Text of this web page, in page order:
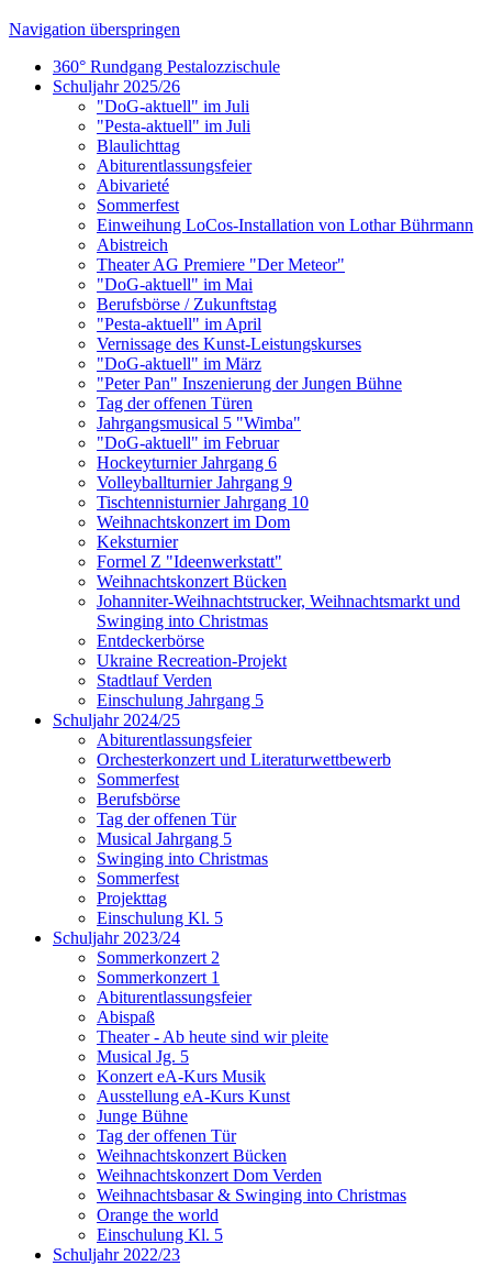
Navigation überspringen
360° Rundgang Pestalozzischule
Schuljahr 2025/26
"DoG-aktuell" im Juli
"Pesta-aktuell" im Juli
Blaulichttag
Abiturentlassungsfeier
Abivarieté
Sommerfest
Einweihung LoCos-Installation von Lothar Bührmann
Abistreich
Theater AG Premiere "Der Meteor"
"DoG-aktuell" im Mai
Berufsbörse / Zukunftstag
"Pesta-aktuell" im April
Vernissage des Kunst-Leistungskurses
"DoG-aktuell" im März
"Peter Pan" Inszenierung der Jungen Bühne
Tag der offenen Türen
Jahrgangsmusical 5 "Wimba"
"DoG-aktuell" im Februar
Hockeyturnier Jahrgang 6
Volleyballturnier Jahrgang 9
Tischtennisturnier Jahrgang 10
Weihnachtskonzert im Dom
Keksturnier
Formel Z "Ideenwerkstatt"
Weihnachtskonzert Bücken
Johanniter-Weihnachtstrucker, Weihnachtsmarkt und
Swinging into Christmas
Entdeckerbörse
Ukraine Recreation-Projekt
Stadtlauf Verden
Einschulung Jahrgang 5
Schuljahr 2024/25
Abiturentlassungsfeier
Orchesterkonzert und Literaturwettbewerb
Sommerfest
Berufsbörse
Tag der offenen Tür
Musical Jahrgang 5
Swinging into Christmas
Sommerfest
Projekttag
Einschulung Kl. 5
Schuljahr 2023/24
Sommerkonzert 2
Sommerkonzert 1
Abiturentlassungsfeier
Abispaß
Theater - Ab heute sind wir pleite
Musical Jg. 5
Konzert eA-Kurs Musik
Ausstellung eA-Kurs Kunst
Junge Bühne
Tag der offenen Tür
Weihnachtskonzert Bücken
Weihnachtskonzert Dom Verden
Weihnachtsbasar & Swinging into Christmas
Orange the world
Einschulung Kl. 5
Schuljahr 2022/23